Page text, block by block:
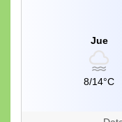
Jue
8/14°C